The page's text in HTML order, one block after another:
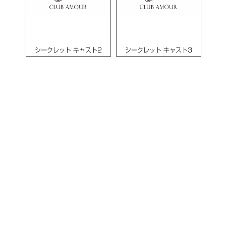
シークレット キャスト2 シークレット キャスト3